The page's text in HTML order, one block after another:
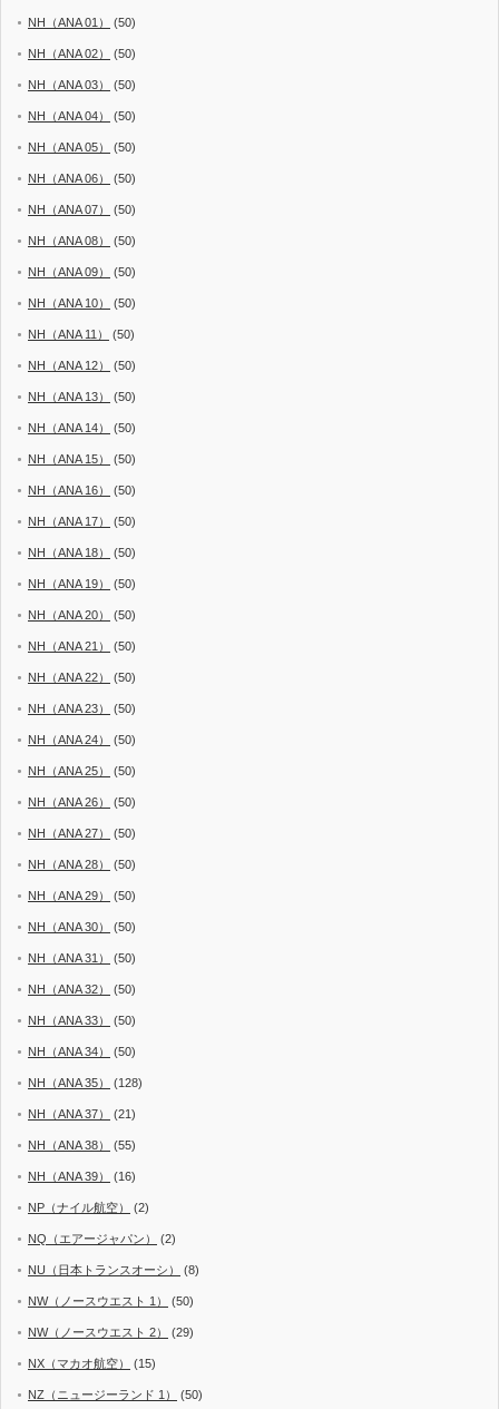
NH（ANA 01） (50)
NH（ANA 02） (50)
NH（ANA 03） (50)
NH（ANA 04） (50)
NH（ANA 05） (50)
NH（ANA 06） (50)
NH（ANA 07） (50)
NH（ANA 08） (50)
NH（ANA 09） (50)
NH（ANA 10） (50)
NH（ANA 11） (50)
NH（ANA 12） (50)
NH（ANA 13） (50)
NH（ANA 14） (50)
NH（ANA 15） (50)
NH（ANA 16） (50)
NH（ANA 17） (50)
NH（ANA 18） (50)
NH（ANA 19） (50)
NH（ANA 20） (50)
NH（ANA 21） (50)
NH（ANA 22） (50)
NH（ANA 23） (50)
NH（ANA 24） (50)
NH（ANA 25） (50)
NH（ANA 26） (50)
NH（ANA 27） (50)
NH（ANA 28） (50)
NH（ANA 29） (50)
NH（ANA 30） (50)
NH（ANA 31） (50)
NH（ANA 32） (50)
NH（ANA 33） (50)
NH（ANA 34） (50)
NH（ANA 35） (128)
NH（ANA 37） (21)
NH（ANA 38） (55)
NH（ANA 39） (16)
NP（ナイル航空） (2)
NQ（エアージャパン） (2)
NU（日本トランスオーシ） (8)
NW（ノースウエスト 1） (50)
NW（ノースウエスト 2） (29)
NX（マカオ航空） (15)
NZ（ニュージーランド 1） (50)